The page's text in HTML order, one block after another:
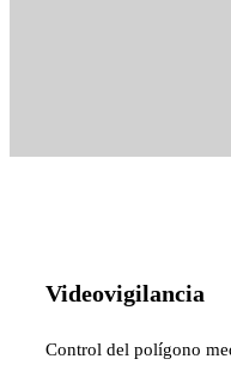
Videovigilancia
Control del polígono